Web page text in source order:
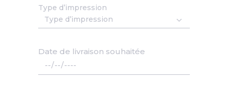
Type d’impression
Date de livraison souhaitée
Date